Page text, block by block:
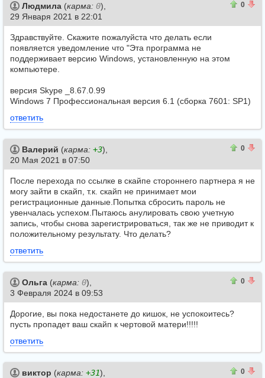
0
Людмила (карма: 0),
29 Января 2021 в 22:01
Здравствуйте. Скажите пожалуйста что делать если
появляется уведомление что "Эта программа не
поддерживает версию Windows, установленную на этом
компьютере.
версия Skype _8.67.0.99
Windows 7 Профессиональная версия 6.1 (сборка 7601: SP1)
ответить
0
Валерий (карма: +3),
20 Мая 2021 в 07:50
После перехода по ссылке в скайпе стороннего партнера я не
могу зайти в скайп, т.к. скайп не принимает мои
регистрационные данные.Попытка сбросить пароль не
увенчалась успехом.Пытаюсь анулировать свою учетную
запись, чтобы снова зарегистрироваться, так же не приводит к
положительному результату. Что делать?
ответить
0
Ольга (карма: 0),
3 Февраля 2024 в 09:53
Дорогие, вы пока недостанете до кишок, не успокоитесь?
пусть пропадет ваш скайп к чертовой матери!!!!!
ответить
0
виктор (карма: +31),